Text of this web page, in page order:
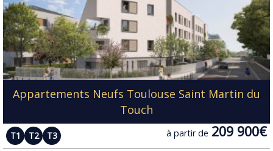
Appartements Neufs Toulouse Saint Martin du
Touch
T1 T2 T3 à partir de 209 900€